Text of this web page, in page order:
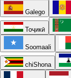
Galego
Тоҷикӣ
Soomaali
chiShona